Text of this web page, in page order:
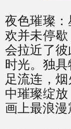
夜色璀璨
欢并未停
会拉近了
时光。独
足流连，
中璀璨绽
画上最浪